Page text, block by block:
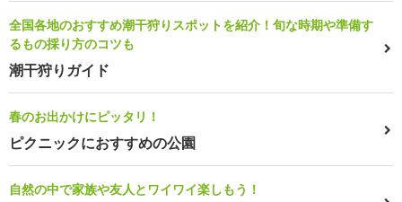
全国各地のおすすめ潮干狩りスポットを紹介！旬な時期や準備す
るもの採り方のコツも
潮干狩りガイド
春のお出かけにピッタリ！
ピクニックにおすすめの公園
自然の中で家族や友人とワイワイ楽しもう！